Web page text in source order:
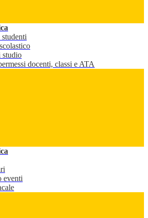
studio
docenti, classi e ATA
eventi